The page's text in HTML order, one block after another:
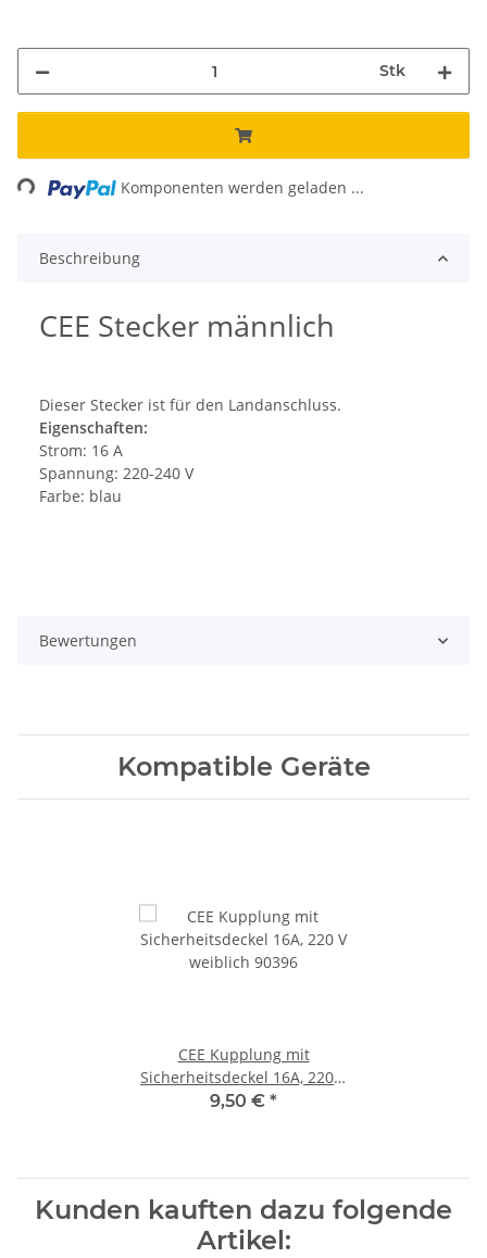
Stk
Komponenten werden geladen ...
Beschreibung
CEE Stecker männlich
Dieser Stecker ist für den Landanschluss.
Eigenschaften:
Strom: 16 A
Spannung: 220-240 V
Farbe: blau
Bewertungen
Kompatible Geräte
CEE Kupplung mit
Sicherheitsdeckel 16A, 220 V
weiblich 90396
9,50 € *
Kunden kauften dazu folgende
Artikel: